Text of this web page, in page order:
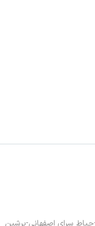
حیاط سرای اصفهانی-پرشین